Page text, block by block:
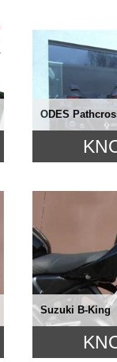
ODES
Suzuki B-King